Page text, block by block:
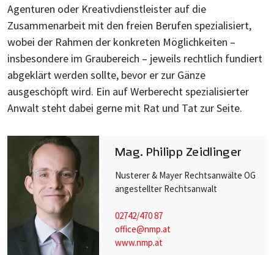
Agenturen oder Kreativdienstleister auf die
Zusammenarbeit mit den freien Berufen spezialisiert,
wobei der Rahmen der konkreten Möglichkeiten –
insbesondere im Graubereich – jeweils rechtlich fundiert
abgeklärt werden sollte, bevor er zur Gänze
ausgeschöpft wird. Ein auf Werberecht spezialisierter
Anwalt steht dabei gerne mit Rat und Tat zur Seite.
Mag. Philipp Zeidlinger
Nusterer & Mayer Rechtsanwälte OG
angestellter Rechtsanwalt
02742/470 87
office@nmp.at
www.nmp.at